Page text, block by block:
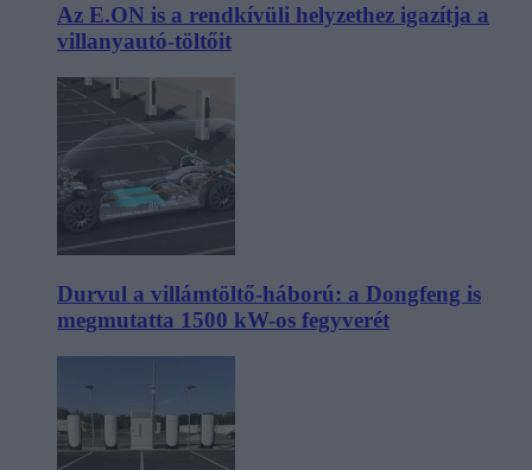
Az E.ON is a rendkívüli helyzethez igazítja a
villanyautó-töltőit
Durvul a villámtöltő-háború: a Dongfeng is
megmutatta 1500 kW-os fegyverét